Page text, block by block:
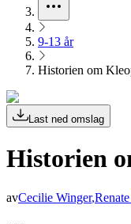
9-13 år
Historien om
Last ned omslag
Historien
avCecilie Winger,